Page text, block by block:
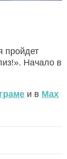
пройдет
Начало в
и в Max